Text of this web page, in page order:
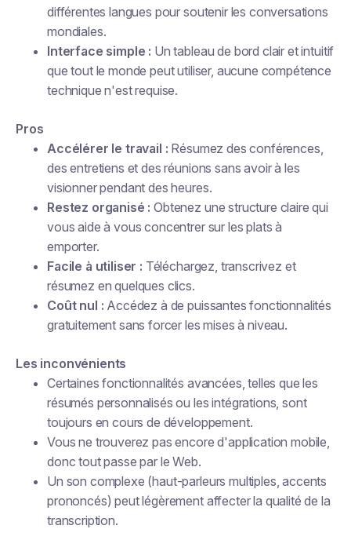
différentes langues pour soutenir les conversations
mondiales.
Interface simple : Un tableau de bord clair et intuitif
que tout le monde peut utiliser, aucune compétence
technique n'est requise.
Pros
Accélérer le travail : Résumez des conférences,
des entretiens et des réunions sans avoir à les
visionner pendant des heures.
Restez organisé : Obtenez une structure claire qui
vous aide à vous concentrer sur les plats à
emporter.
Facile à utiliser : Téléchargez, transcrivez et
résumez en quelques clics.
Coût nul : Accédez à de puissantes fonctionnalités
gratuitement sans forcer les mises à niveau.
Les inconvénients
Certaines fonctionnalités avancées, telles que les
résumés personnalisés ou les intégrations, sont
toujours en cours de développement.
Vous ne trouverez pas encore d'application mobile,
donc tout passe par le Web.
Un son complexe (haut-parleurs multiples, accents
prononcés) peut légèrement affecter la qualité de la
transcription.